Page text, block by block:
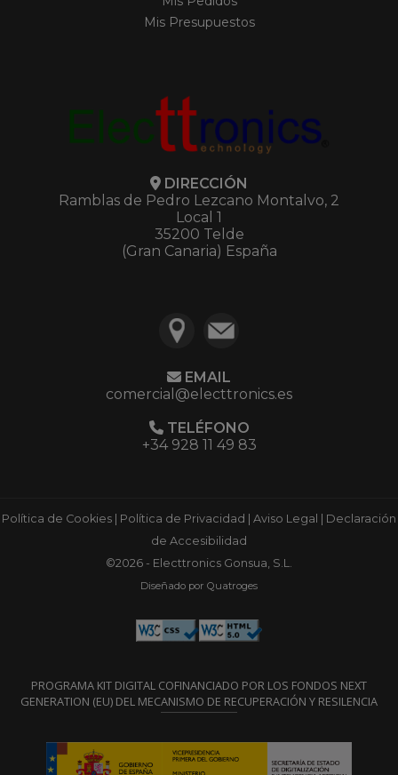
Mis Presupuestos
DIRECCIÓN
Ramblas de Pedro Lezcano Montalvo, 2
Local 1
35200 Telde
(Gran Canaria) España
EMAIL
comercial@electtronics.es
TELÉFONO
+34 928 11 49 83
Política de Cookies Política de Privacidad Aviso Legal
Declaración
de Accesibilidad
©2026 - Electtronics Gonsua, S.L.
Diseñado por Quatroges
PROGRAMA KIT DIGITAL COFINANCIADO POR LOS FONDOS NEXT
GENERATION (EU) DEL MECANISMO DE RECUPERACIÓN Y RESILENCIA